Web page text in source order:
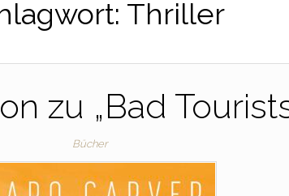
Thriller
zu „Bad
Bücher